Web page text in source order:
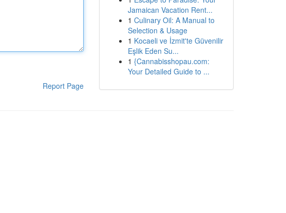
Report Page
Jamaican Vacation Rent...
1 Culinary Oil: A Manual to
Selection & Usage
1 Kocaeli ve İzmit'te Güvenilir
Eşlik Eden Su...
1 {Cannabisshopau.com:
Your Detailed Guide to ...